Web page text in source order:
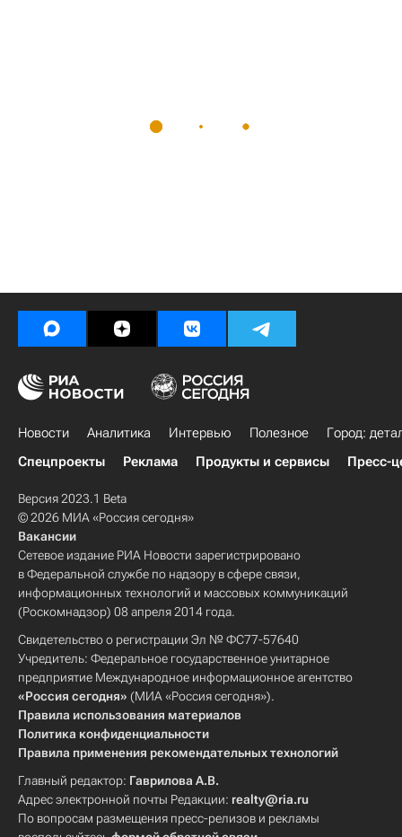
Новости Аналитика Интервью Полезное
Город:
Спецпроекты
Реклама Продукты и сервисы Пресс-
Версия 2023.1 Beta
© 2026 МИА «Россия сегодня»
Вакансии
Сетевое издание РИА Новости зарегистрировано
в Федеральной службе по надзору в сфере связи,
информационных технологий и массовых коммуникаций
(Роскомнадзор) 08 апреля 2014 года.
Свидетельство о регистрации Эл № ФС77-57640
Учредитель: Федеральное государственное унитарное
предприятие Международное информационное агентство
«Россия сегодня» (МИА «Россия сегодня»).
Правила использования материалов
Политика конфиденциальности
Правила применения рекомендательных технологий
Главный редактор: Гаврилова А.В.
Адрес электронной почты Редакции: realty@ria.ru
По вопросам размещения пресс-релизов и рекламы